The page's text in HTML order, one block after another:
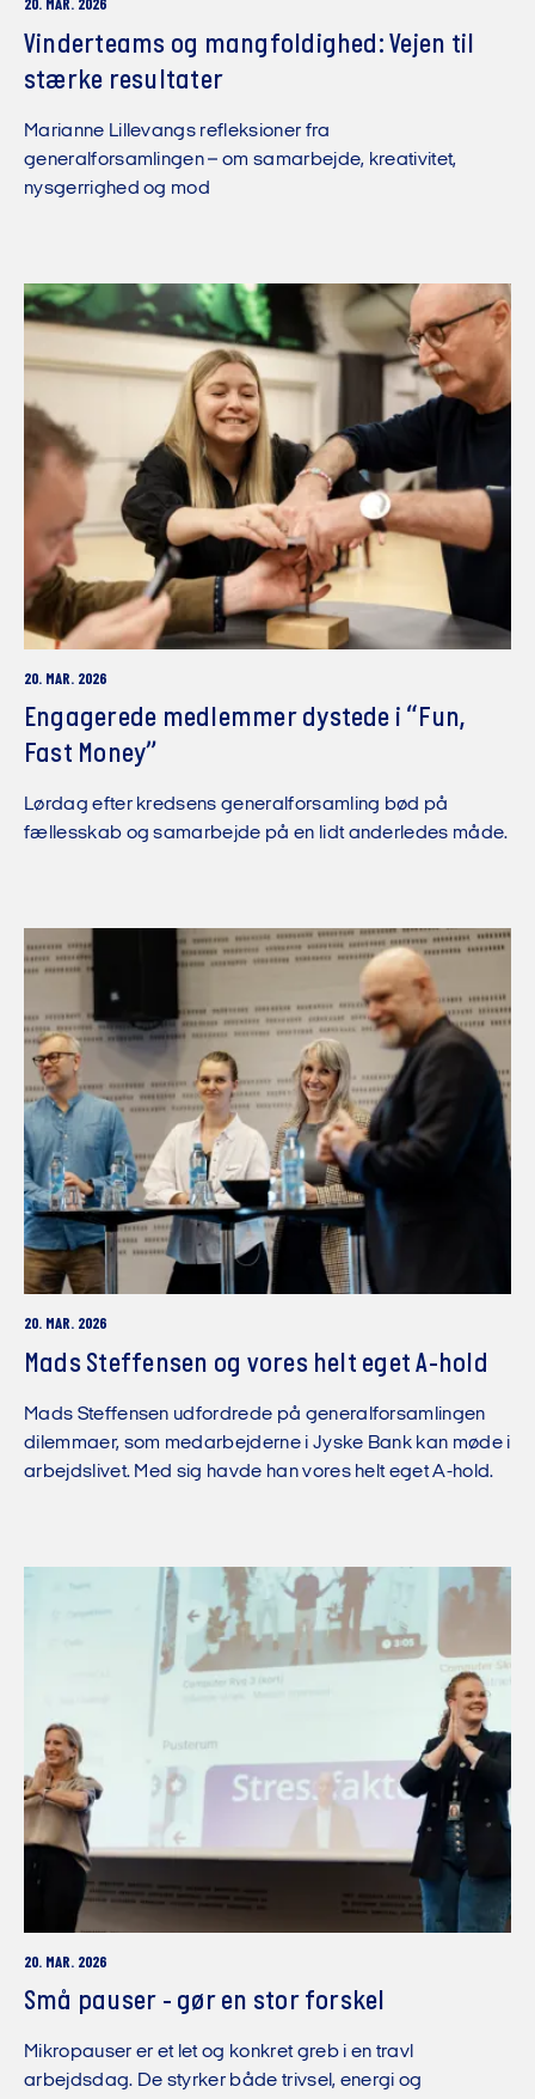
20. MAR. 2026
Vinderteams og mangfoldighed: Vejen til
stærke resultater
Marianne Lillevangs refleksioner fra
generalforsamlingen – om samarbejde, kreativitet,
nysgerrighed og mod
20. MAR. 2026
Engagerede medlemmer dystede i “Fun,
Fast Money”
Lørdag efter kredsens generalforsamling bød på
fællesskab og samarbejde på en lidt anderledes måde.
20. MAR. 2026
Mads Steffensen og vores helt eget A-hold
Mads Steffensen udfordrede på generalforsamlingen
dilemmaer, som medarbejderne i Jyske Bank kan møde i
arbejdslivet. Med sig havde han vores helt eget A-hold.
20. MAR. 2026
Små pauser - gør en stor forskel
Mikropauser er et let og konkret greb i en travl
arbejdsdag. De styrker både trivsel, energi og